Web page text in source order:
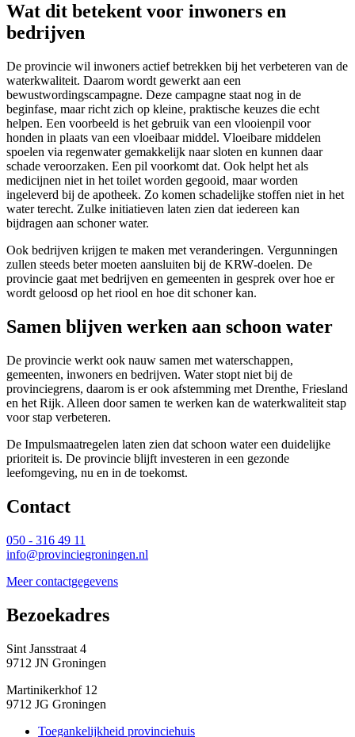
Wat dit betekent voor inwoners en
bedrijven
De provincie wil inwoners actief betrekken bij het verbeteren van de
waterkwaliteit. Daarom wordt gewerkt aan een
bewustwordingscampagne. Deze campagne staat nog in de
beginfase, maar richt zich op kleine, praktische keuzes die echt
helpen. Een voorbeeld is het gebruik van een vlooienpil voor
honden in plaats van een vloeibaar middel. Vloeibare middelen
spoelen via regenwater gemakkelijk naar sloten en kunnen daar
schade veroorzaken. Een pil voorkomt dat. Ook helpt het als
medicijnen niet in het toilet worden gegooid, maar worden
ingeleverd bij de apotheek. Zo komen schadelijke stoffen niet in het
water terecht. Zulke initiatieven laten zien dat iedereen kan
bijdragen aan schoner water.
Ook bedrijven krijgen te maken met veranderingen. Vergunningen
zullen steeds beter moeten aansluiten bij de KRW‑doelen. De
provincie gaat met bedrijven en gemeenten in gesprek over hoe er
wordt geloosd op het riool en hoe dit schoner kan.
Samen blijven werken aan schoon water
De provincie werkt ook nauw samen met waterschappen,
gemeenten, inwoners en bedrijven. Water stopt niet bij de
provinciegrens, daarom is er ook afstemming met Drenthe, Friesland
en het Rijk. Alleen door samen te werken kan de waterkwaliteit stap
voor stap verbeteren.
De Impulsmaatregelen laten zien dat schoon water een duidelijke
prioriteit is. De provincie blijft investeren in een gezonde
leefomgeving, nu en in de toekomst.
Contact
050 - 316 49 11
info@provinciegroningen.nl
Meer contactgegevens
Bezoekadres
Sint Jansstraat 4
9712 JN Groningen
Martinikerkhof 12
9712 JG Groningen
Toegankelijkheid provinciehuis